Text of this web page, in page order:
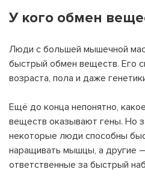
У кого обмен
Люди с большей мышечной
быстрый обмен веществ. Его
возраста, пола и даже
Ещё до конца непонятно,
веществ оказывают гены. Но
некоторые люди способны
наращивать мышцы, а другие
ответственные за быстрый